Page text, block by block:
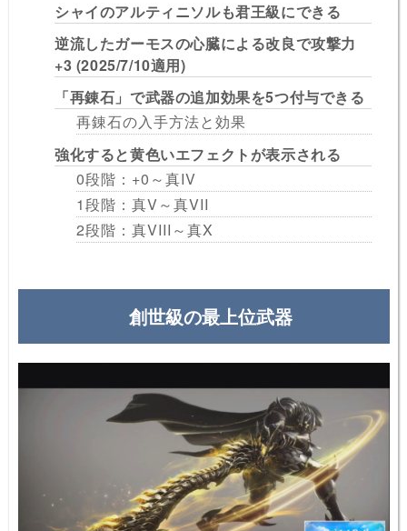
シャイのアルティニソルも君王級にできる
逆流したガーモスの心臓による改良で攻撃力
+3 (2025/7/10適用)
「再錬石」で武器の追加効果を5つ付与できる
再錬石の入手方法と効果
強化すると黄色いエフェクトが表示される
0段階：+0～真IV
1段階：真V～真VII
2段階：真VIII～真X
創世級の最上位武器